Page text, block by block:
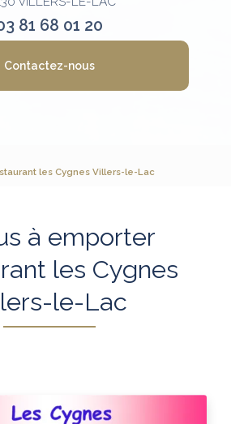
81 68 01 20
Contactez-nous
les Cygnes Villers-le-Lac
à emporter
les Cygnes
le-Lac